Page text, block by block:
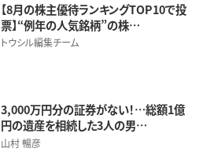
【8月の株主優待ランキングTOP10で投
票】“例年の人気銘柄”の株…
トウシル編集チーム
3,000万円分の証券がない！…総額1億
円の遺産を相続した3人の男…
山村 暢彦